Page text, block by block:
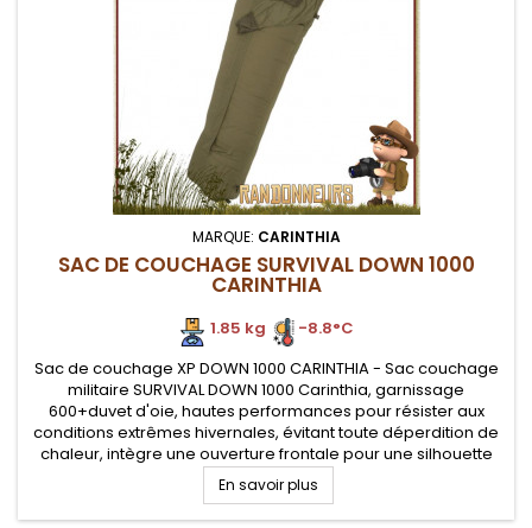
MARQUE: CARINTHIA
SAC DE COUCHAGE SURVIVAL DOWN 1000
CARINTHIA
1.85 kg
-8.8°C
Sac de couchage XP DOWN 1000 CARINTHIA - Sac couchage
militaire SURVIVAL DOWN 1000 Carinthia, garnissage
600+duvet d'oie, hautes performances pour résister aux
conditions extrêmes hivernales, évitant toute déperdition de
chaleur, intègre une ouverture frontale pour une silhouette
"momie", idéal en montagne. Température confort de -8°C.
Doté de manches, il...
En savoir plus